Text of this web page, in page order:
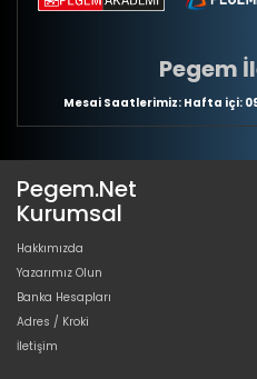
Pegem
Mesai Saatlerimiz: Hafta içi:
Pegem.Net
Kurumsal
Hakkımızda
Yazarımız Olun
Banka Hesapları
Adres / Kroki
İletişim